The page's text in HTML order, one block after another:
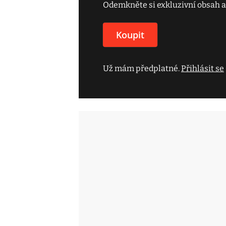
Odemkněte si exkluzivní obsah
Koupit
Už mám předplatné.Přihlásit se